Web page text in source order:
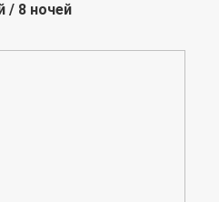
/ 8 ночей